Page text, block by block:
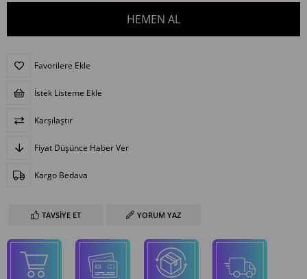
Favorilere Ekle
İstek Listeme Ekle
Karşılaştır
Fiyat Düşünce Haber Ver
Kargo Bedava
TAVSIYE ET YORUM YAZ